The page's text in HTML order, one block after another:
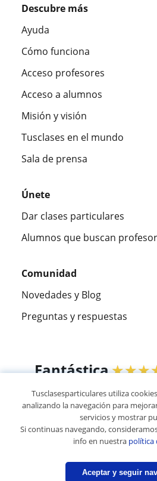
Descubre más
Ayuda
Cómo funciona
Acceso profesores
Acceso a alumnos
Misión y visión
Tusclases en el mundo
Sala de prensa
Únete
Dar clases particulares
Alumnos que buscan profesor
Comunidad
Novedades y Blog
Preguntas y respuestas
Fantástica
305915opiniones
© 2007 - 2026
Mapa web:Profesores
Tusclasesparticulares utiliza
analizando la navegación para
servicios y mostrar
Si continuas navegando,
info en nuestra política
Aceptar y seguir